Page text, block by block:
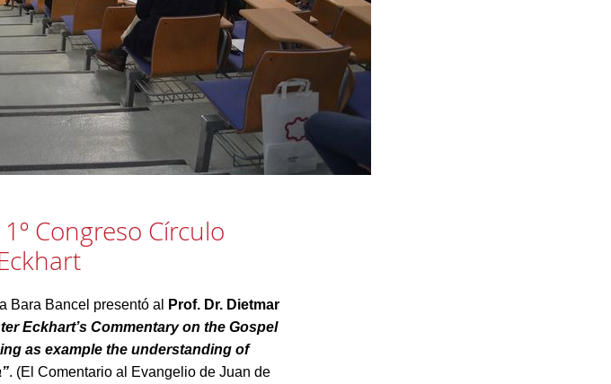
Congreso Círculo
Bara Bancel presentó al
Prof. Dr. Dietmar
Eckhart’s Commentary on the Gospel
as example the understanding of
. (El Comentario al Evangelio de Juan de